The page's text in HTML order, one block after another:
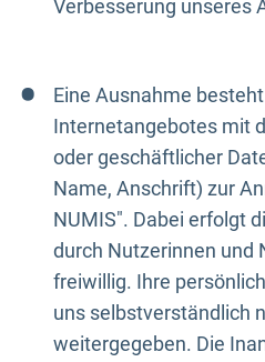
Verbesserung unseres
Eine Ausnahme
Internetangebotes mit
oder geschäftlicher
Name, Anschrift) zur
NUMIS". Dabei erfolgt
durch Nutzerinnen und
freiwillig. Ihre
uns selbstverständlich
weitergegeben. Die